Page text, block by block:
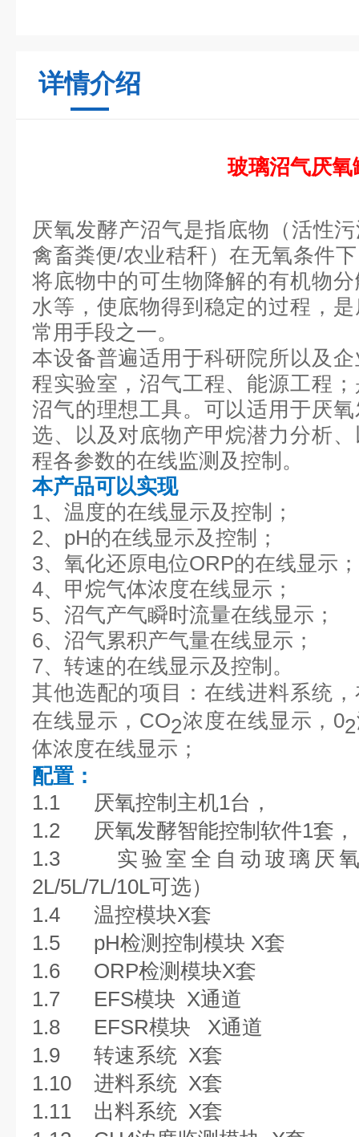
详情介绍
玻璃沼气厌氧
厌氧发酵产沼气是指底物（活性
禽畜粪便/农业秸秆）在无氧条件
将底物中的可生物降解的有机物
水等，使底物得到稳定的过程，
常用手段之一。
本设备普遍适用于科研院所以及
程实验室，沼气工程、能源工程
沼气的理想工具。可以适用于厌
选、以及对底物产甲烷潜力分析
程各参数的在线监测及控制。
本产品可以实现
1、温度的在线显示及控制；
2、pH的在线显示及控制；
3、氧化还原电位ORP的在线显示；
4、甲烷气体浓度在线显示；
5、沼气产气瞬时流量在线显示；
6、沼气累积产气量在线显示；
7、转速的在线显示及控制。
其他选配的项目：在线进料系统，
在线显示，CO2浓度在线显示，02
体浓度在线显示；
配置：
1.1 厌氧控制主机1台，
1.2 厌氧发酵智能控制软件1套，
1.3 实验室全自动玻璃厌氧
2L/5L/7L/10L可选）
1.4 温控模块X套
1.5 pH检测控制模块 X套
1.6 ORP检测模块X套
1.7 EFS模块 X通道
1.8 EFSR模块 X通道
1.9 转速系统 X套
1.10 进料系统 X套
1.11 出料系统 X套